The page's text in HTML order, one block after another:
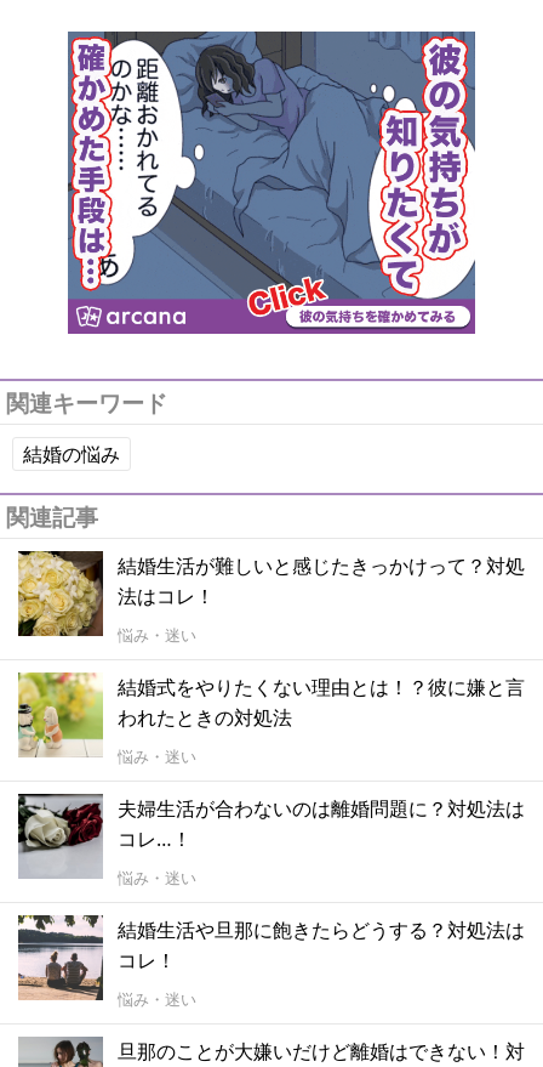
関連キーワード
結婚の悩み
関連記事
結婚生活が難しいと感じたきっかけって？対処
法はコレ！
悩み・迷い
結婚式をやりたくない理由とは！？彼に嫌と言
われたときの対処法
悩み・迷い
夫婦生活が合わないのは離婚問題に？対処法は
コレ…！
悩み・迷い
結婚生活や旦那に飽きたらどうする？対処法は
コレ！
悩み・迷い
旦那のことが大嫌いだけど離婚はできない！対